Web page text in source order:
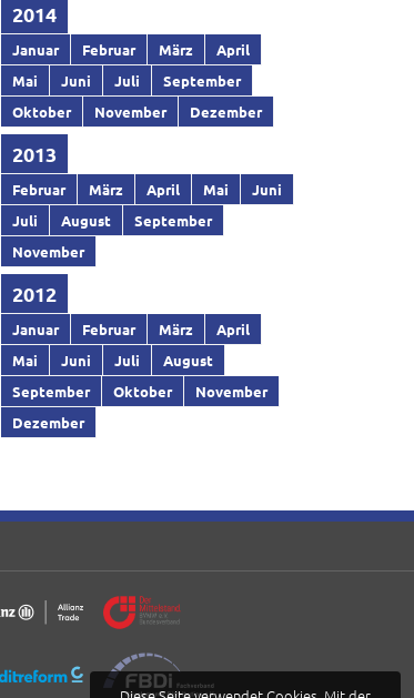
2014
Januar Februar März
April
Mai
Juni Juli
September
Oktober
November Dezember
2013
Februar März April Mai
Juni
Juli
August
September
November
2012
Januar Februar März
April
Mai
Juni Juli
August
September
Oktober
November
Dezember